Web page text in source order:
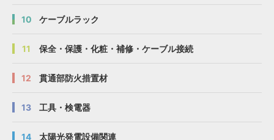
10 ケーブルラック
11 保全・保護・化粧・補修・ケーブル接続
12 貫通部防火措置材
13 工具・検電器
14 太陽光発電設備関連